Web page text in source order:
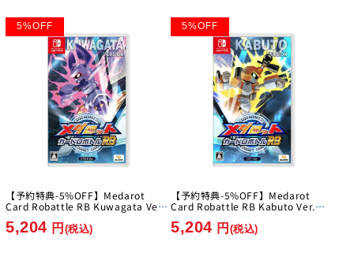
5%OFF
【予約特典-5%OFF】Medarot
Card Robattle RB Kuwagata Ver.
5,204 円 (税込)
5%OFF
【予約特典-5%OFF】Medarot
Card Robattle RB Kabuto Ver.
5,204 円 (税込)